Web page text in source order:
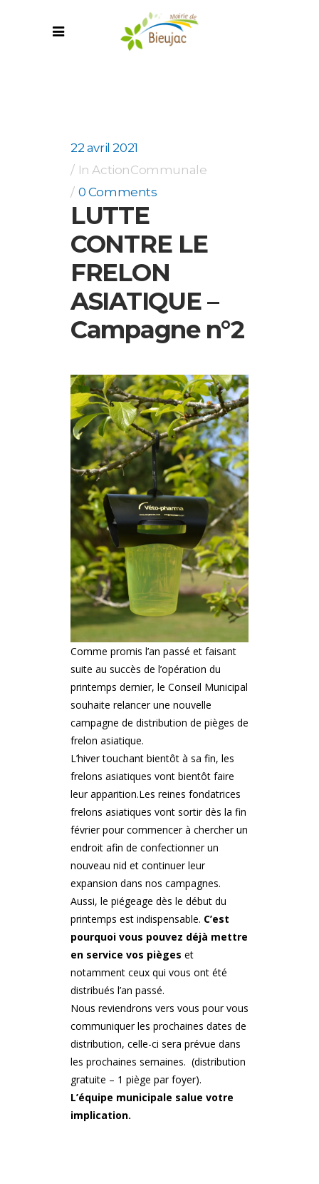
22 avril 2021
InActionCommunale
0 Comments
LUTTE
CONTRE LE
FRELON
ASIATIQUE –
Campagne n°2
Comme promis l’an passé et faisant
suite au succès de l’opération du
printemps dernier, le Conseil Municipal
souhaite relancer une nouvelle
campagne de distribution de pièges de
frelon asiatique.
L’hiver touchant bientôt à sa fin, les
frelons asiatiques vont bientôt faire
leur apparition.Les reines fondatrices
frelons asiatiques vont sortir dès la fin
février pour commencer à chercher un
endroit afin de confectionner un
nouveau nid et continuer leur
expansion dans nos campagnes.
Aussi, le piégeage dès le début du
printemps est indispensable. C’est
pourquoi vous pouvez déjà mettre
en service vos pièges et
notamment ceux qui vous ont été
distribués l’an passé.
Nous reviendrons vers vous pour vous
communiquer les prochaines dates de
distribution, celle-ci sera prévue dans
les prochaines semaines. (distribution
gratuite – 1 piège par foyer).
L’équipe municipale salue votre
implication.